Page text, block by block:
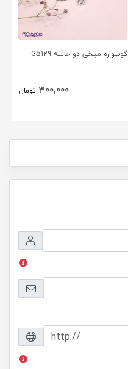
گوشواره میخی دو حالته G5129
300,000 تومان